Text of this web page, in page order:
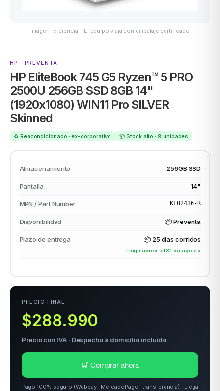
ACER
Imagen referencial · El equipo viaja con embalaje certificado
HP · PREVENTA
HP EliteBook 745 G5 Ryzen™ 5 PRO
2500U 256GB SSD 8GB 14"
(1920x1080) WIN11 Pro SILVER
Skinned
♻️ Reacondicionado · ex-corporativo 📦 Stock alto · 9 unidades
Almacenamiento 256GB SSD
Pantalla 14"
MPN / Part Number KL02436-R
Disponibilidad 📦 Preventa
Plazo de entrega 📦 25 días corridos
Llega aprox. el 31 de agosto
PRECIO FINAL
$288.990
Precio con IVA · Despacho a domicilio incluido
🛒 Comprar ahora
Pago 100% seguro (Webpay · MercadoPago · transferencia) · Llega